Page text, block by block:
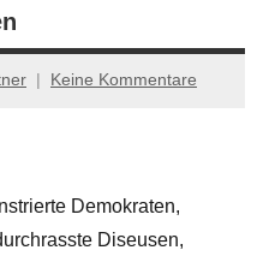
Keine Kommentare
Demokraten,
Diseusen,